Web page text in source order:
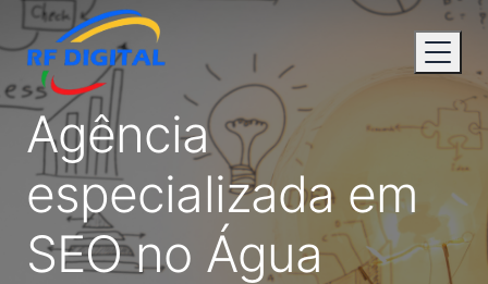
Agência
especializada em
SEO no Água